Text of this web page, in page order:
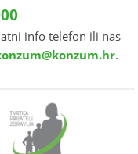
info telefon ili nas
.